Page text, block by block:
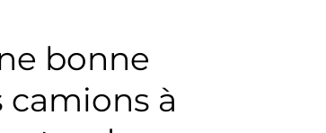
bonne
à